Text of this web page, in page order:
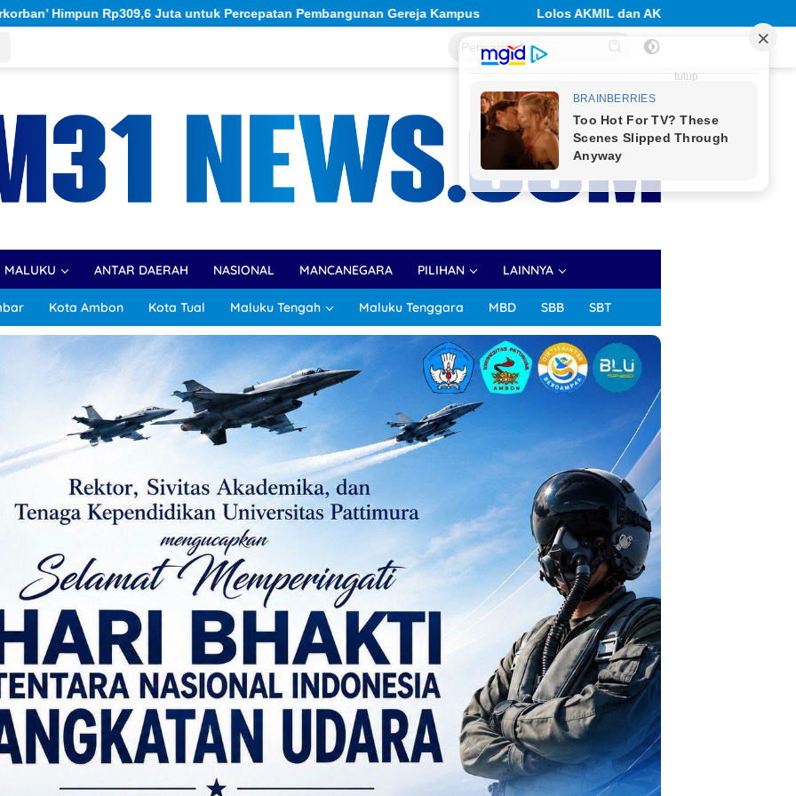
Pembangunan Gereja Kampus Lolos AKMIL dan AKPOL, Siswa SMA Negeri 1 Raya Harumkan Nama Sekolah
tutup
MALUKU ANTAR DAERAH NASIONAL MANCANEGARA PILIHAN LAINNYA
Kota Ambon Kota Tual Maluku Tengah Maluku Tenggara MBD SBB SBT